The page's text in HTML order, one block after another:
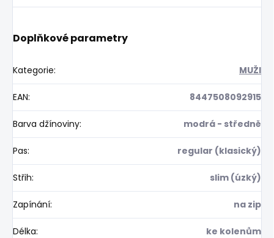
Doplňkové parametry
Kategorie: MUŽI
EAN: 8447508092915
Barva džínoviny: modrá - středně
Pas: regular (klasický)
Střih: slim (úzký)
Zapínání: na zip
Délka: ke kolenům